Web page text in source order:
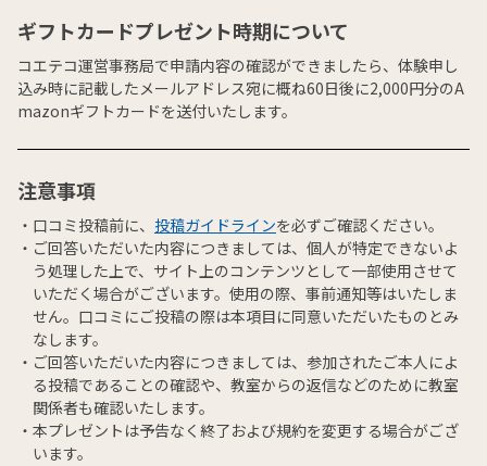
ギフトカードプレゼント時期について
コエテコ運営事務局で申請内容の確認ができましたら、体験申し
込み時に記載したメールアドレス宛に概ね60日後に2,000円分のA
mazonギフトカードを送付いたします。
注意事項
口コミ投稿前に、 投稿ガイドラインを必ずご確認ください。
ご回答いただいた内容につきましては、個人が特定できないよ
う処理した上で、サイト上のコンテンツとして一部使用させて
いただく場合がございます。使用の際、事前通知等はいたしま
せん。口コミにご投稿の際は本項目に同意いただいたものとみ
なします。
ご回答いただいた内容につきましては、参加されたご本人によ
る投稿であることの確認や、教室からの返信などのために教室
関係者も確認いたします。
本プレゼントは予告なく終了および規約を変更する場合がござ
います。